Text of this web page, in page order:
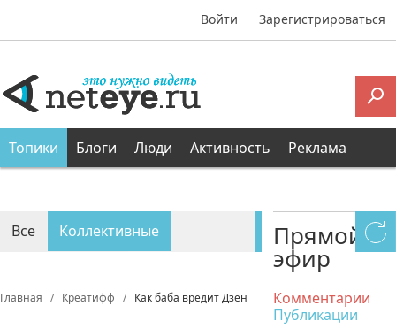
Войти Зарегистрироваться
Топики Блоги Люди Активность Реклама
Все Коллективные
Главная Креатифф Как баба вредит Дзен
Прямой
эфир
Комментарии
Публикации